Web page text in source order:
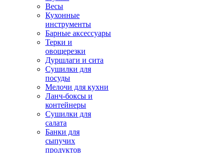
Весы
Кухонные
инструменты
Барные аксессуары
Терки и
овощерезки
Дуршлаги и сита
Сушилки для
посуды
Мелочи для кухни
Ланч-боксы и
контейнеры
Сушилки для
салата
Банки для
сыпучих
продуктов